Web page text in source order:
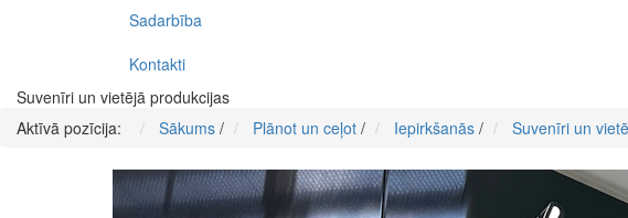
Sadarbība
Kontakti
Suvenīri un vietējā produkcijas
Aktīvā pozīcija:
Sākums / Plānot un ceļot / Iepirkšanās / Suvenīri un